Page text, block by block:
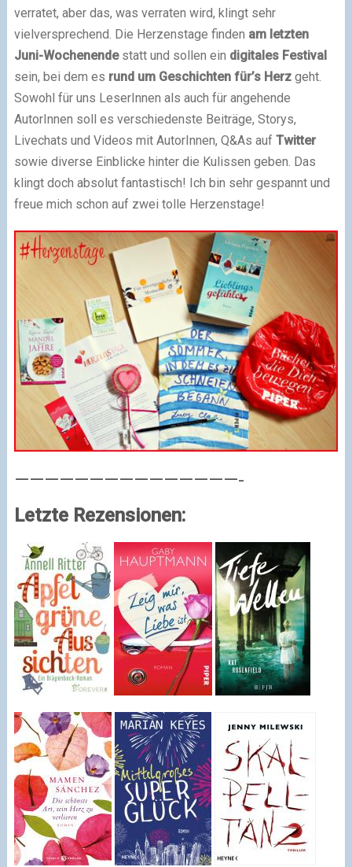
verratet, aber das, was verraten wird, klingt sehr
vielversprechend. Die Herzenstage finden am letzten
Juni-Wochenendestatt und sollen ein digitales Festival
sein, bei dem es rund um Geschichten für’s Herzgeht.
Sowohl für uns LeserInnen als auch für angehende
AutorInnen soll es verschiedenste Beiträge, Storys,
Livechats und Videos mit AutorInnen, Q&As auf Twitter
sowie diverse Einblicke hinter die Kulissen geben. Das
klingt doch absolut fantastisch! Ich bin sehr gespannt und
freue mich schon auf zwei tolle Herzenstage!
———————————————-
Letzte Rezensionen: